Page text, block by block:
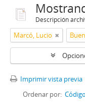
Descripción
Marcó, Lucio
Imprimir vista previa
Ordenar por: